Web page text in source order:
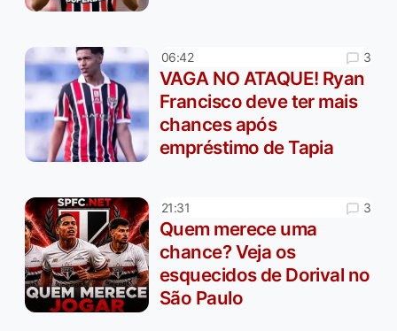
06:42 3
VAGA NO ATAQUE! Ryan
Francisco deve ter mais
chances após
empréstimo de Tapia
21:31 3
Quem merece uma
chance? Veja os
esquecidos de Dorival no
São Paulo